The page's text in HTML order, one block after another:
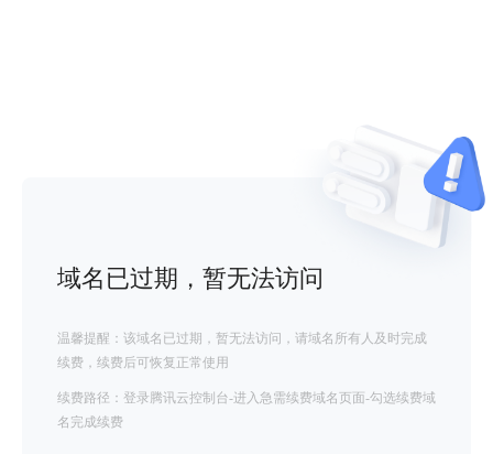
域名已过期，暂无法访问
温馨提醒：该域名已过期，暂无法访问，请域名所有人及时完成
续费，续费后可恢复正常使用
续费路径：登录腾讯云控制台-进入急需续费域名页面-勾选续费域
名完成续费